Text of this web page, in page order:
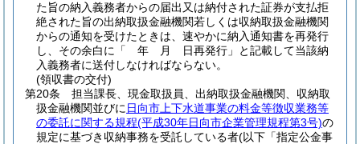
た旨の納入義務者からの届出又は納付された証券が支払拒
絶された旨の出納取扱金融機関若しくは収納取扱金融機関
からの通知を受けたときは、速やかに納入通知書を再発行
し、その余白に「 年 月 日再発行」と記載して当該納
入義務者に送付しなければならない。
(領収書の交付)
第20条
担当課長、現金取扱員、出納取扱金融機関、収納取
扱金融機関並びに 日向市上下水道事業の料金等徴収業務等
の委託に関する規程(平成30年日向市企業管理規程第3号)の
規定に基づき収納事務を受託している者(以下「指定公金事